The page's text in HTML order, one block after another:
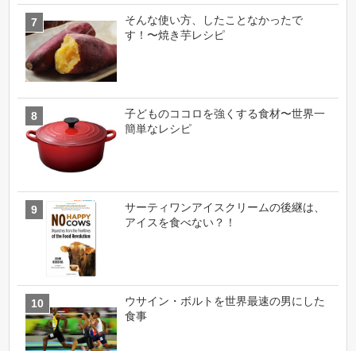
そんな使い方、したことなかったで
す！〜焼き芋レシピ
子どものココロを強くする食材〜世界一
簡単なレシピ
サーティワンアイスクリームの後継は、
アイスを食べない？！
ウサイン・ボルトを世界最速の男にした
食事